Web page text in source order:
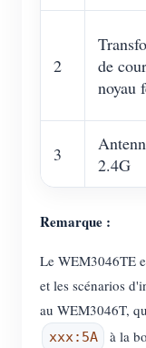
2
de
noyau
3
2.4G
Remarque :
Le WEM3046TE
et les scénarios
au WEM3046T,
xxx:5A
à la